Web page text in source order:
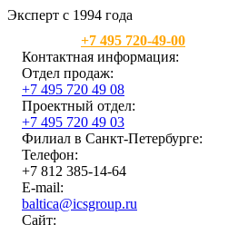
Эксперт с 1994 года
+7 495 720-49-00
Контактная информация:
Отдел продаж:
+7 495 720 49 08
Проектный отдел:
+7 495 720 49 03
Филиал в Санкт-Петербурге:
Телефон:
+7 812 385-14-64
E-mail:
baltica@icsgroup.ru
Сайт: